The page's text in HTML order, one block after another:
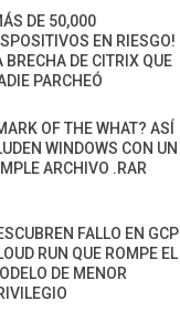
DE 50,000
EN RIESGO!
BRECHA DE CITRIX QUE
PARCHEÓ
OF THE WHAT? ASÍ
WINDOWS CON UN
ARCHIVO .RAR
FALLO EN GCP
RUN QUE ROMPE EL
DE MENOR